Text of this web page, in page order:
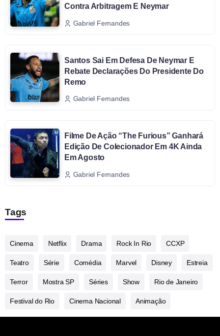
Contra Arbitragem E Neymar
Gabriel Fernandes
Santos Sai Em Defesa De Neymar E
Rebate Declarações Do Presidente Do
Remo
Gabriel Fernandes
Filme De Ação “The Furious” Ganhará
Edição De Colecionador Em 4K Ainda
Em Agosto
Gabriel Fernandes
Tags
Cinema Netflix Drama Rock In Rio CCXP
Teatro Série Comédia Marvel Disney Estreia
Terror Mostra SP Séries Show Rio de Janeiro
Festival do Rio Cinema Nacional Animação